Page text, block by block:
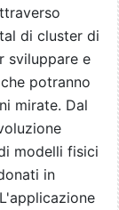
di cluster di
sviluppare e
potranno
mirate. Dal
modelli fisici
in